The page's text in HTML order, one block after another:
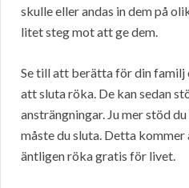
skulle eller andas in dem på
litet steg mot att ge dem.
Se till att berätta för din familj
att sluta röka. De kan sedan
ansträngningar. Ju mer stöd
måste du sluta. Detta
äntligen röka gratis för livet.